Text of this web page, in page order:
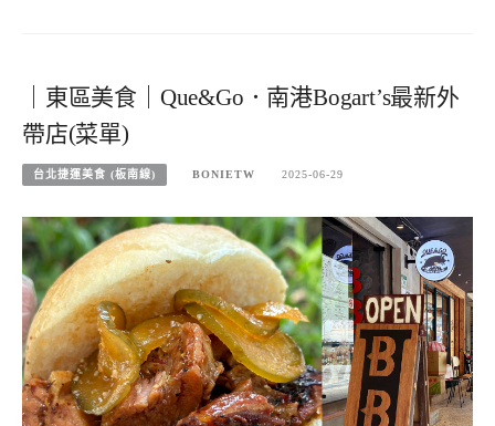
｜東區美食｜Que&Go．南港Bogart’s最新外
帶店(菜單)
台北捷運美食 (板南線) BONIETW 2025-06-29